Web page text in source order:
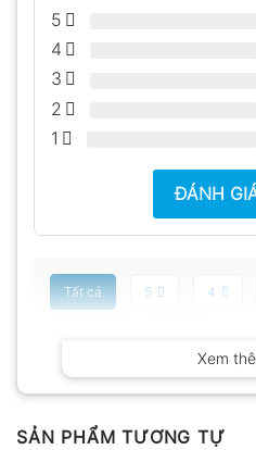
5
4
3
2
1
ĐÁNH
Tất cả 5 4
Chưa có đánh giá nào.
Xem
SẢN PHẨM TƯƠNG TỰ